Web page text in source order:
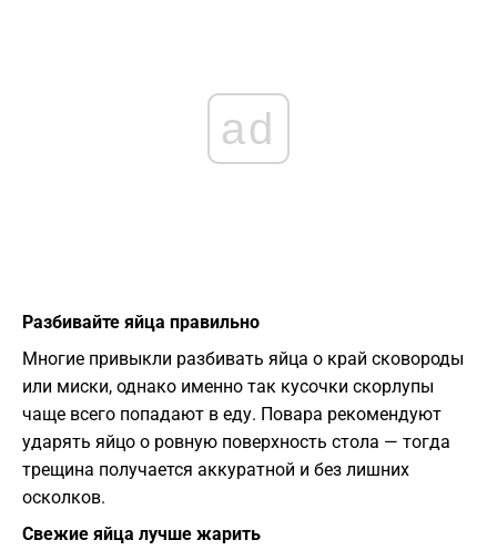
ad
Разбивайте яйца правильно
Многие привыкли разбивать яйца о край сковороды
или миски, однако именно так кусочки скорлупы
чаще всего попадают в еду. Повара рекомендуют
ударять яйцо о ровную поверхность стола — тогда
трещина получается аккуратной и без лишних
осколков.
Свежие яйца лучше жарить